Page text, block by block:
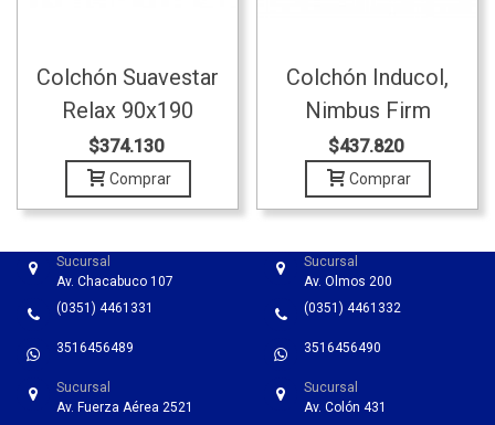
Colchón Suavestar
Relax 90x190
$374.130
Comprar
Colchón Inducol,
Nimbus Firm
100x190
$437.820
Comprar
Sucursal
Av. Chacabuco 107
(0351) 4461331
3516456489
Sucursal
Av. Olmos 200
(0351) 4461332
3516456490
Sucursal
Av. Fuerza Aérea 2521
Sucursal
Av. Colón 431